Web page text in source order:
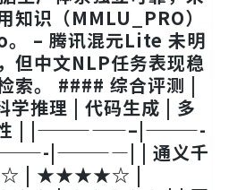
知识（MMLU_PRO）
。 – 腾讯混元Lite 未明
但中文NLP任务表现稳
索。 #### 综合评测 |
学推理 | 代码生成 | 多
性 | |—————–|———-
|————| | 通义千
| ★★★★☆ |